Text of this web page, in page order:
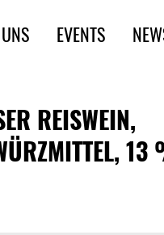
EVENTS
REISWEIN, A
13